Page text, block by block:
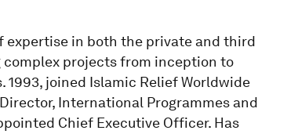
expertise in both the private and third
projects from inception to
joined Islamic Relief Worldwide
International Programmes and
Chief Executive Officer. Has